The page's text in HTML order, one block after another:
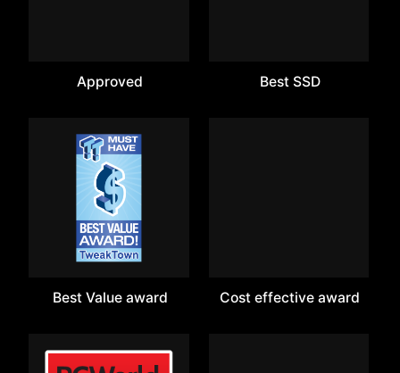
Approved Best SSD
Best Value award Cost effective award